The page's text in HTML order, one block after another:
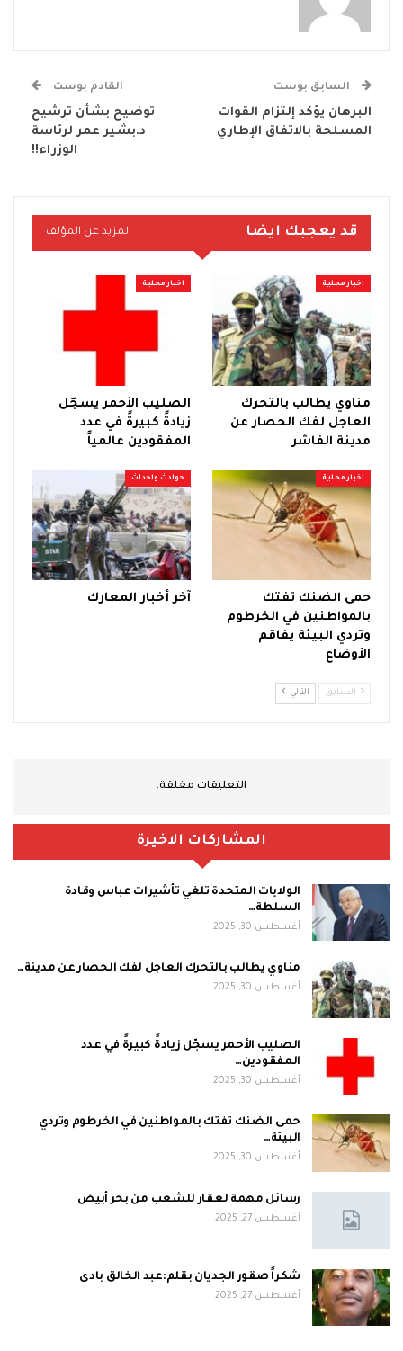
السابق بوست
البرهان يؤكد إلتزام القوات
المسلحة بالاتفاق الإطاري
القادم بوست
توضيح بشأن ترشيح
د.بشير عمر لرئاسة
الوزراء!!
قد يعجبك ايضا المزيد عن المؤلف
اخبار محلية
مناوي يطالب بالتحرك
العاجل لفك الحصار عن
مدينة الفاشر
اخبار محلية
الصليب الأحمر يسجّل
زيادةً كبيرةً في عدد
المفقودين عالمياً
اخبار محلية
حمى الضنك تفتك
بالمواطنين في الخرطوم
وتردي البيئة يفاقم
الأوضاع
حوادث واحداث
آخر أخبار المعارك
السابق التالي
التعليقات مغلقة.
المشاركات الاخيرة
الولايات المتحدة تلغي تأشيرات عباس وقادة
السلطة…
أغسطس 30, 2025
مناوي يطالب بالتحرك العاجل لفك الحصار عن مدينة…
أغسطس 30, 2025
الصليب الأحمر يسجّل زيادةً كبيرةً في عدد
المفقودين…
أغسطس 30, 2025
حمى الضنك تفتك بالمواطنين في الخرطوم وتردي
البيئة…
أغسطس 30, 2025
رسائل مهمة لعقار للشعب من بحر أبيض
أغسطس 27, 2025
شكراً صقور الجديان بقلم:عبد الخالق بادى
أغسطس 27, 2025